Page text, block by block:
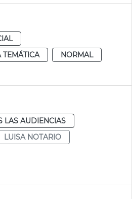
TEMÁTICA
NORMAL
LAS AUDIENCIAS
LUISA NOTARIO